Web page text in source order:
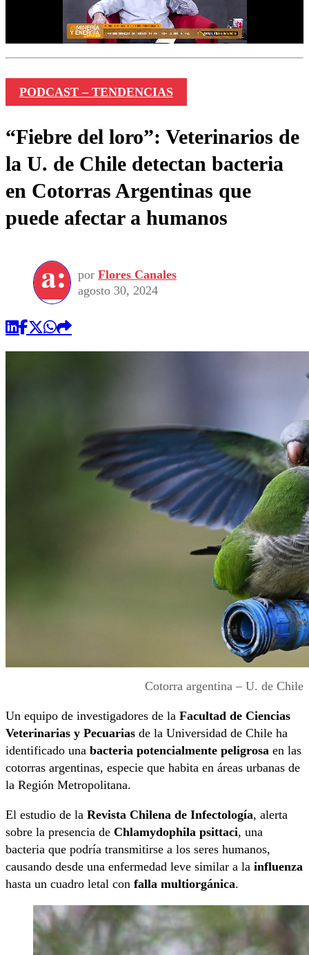
PODCAST – TENDENCIAS
“Fiebre del loro”: Veterinarios de
la U. de Chile detectan bacteria
en Cotorras Argentinas que
puede afectar a humanos
por Flores Canales
agosto 30, 2024
Cotorra argentina – U. de Chile
Un equipo de investigadores de la Facultad de Ciencias
Veterinarias y Pecuarias de la Universidad de Chile ha
identificado una bacteria potencialmente peligrosa en las
cotorras argentinas, especie que habita en áreas urbanas de
la Región Metropolitana.
El estudio de la Revista Chilena de Infectología, alerta
sobre la presencia de Chlamydophila psittaci, una
bacteria que podría transmitirse a los seres humanos,
causando desde una enfermedad leve similar a la influenza
hasta un cuadro letal con falla multiorgánica.